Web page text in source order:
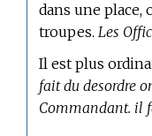
dans une place,
troupes.Les
Il est plus
fait du desordre
Commandant. il